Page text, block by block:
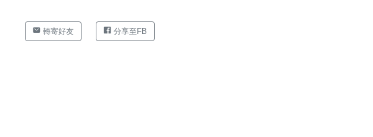
轉寄好友 分享至FB